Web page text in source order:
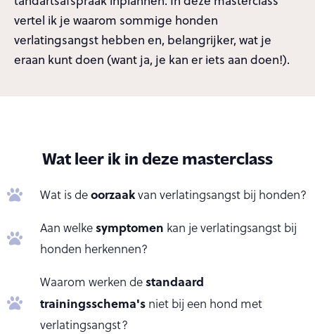
vertel ik je waarom sommige honden
verlatingsangst hebben en, belangrijker, wat je
eraan kunt doen (want ja, je kan er iets aan doen!).
Wat leer ik in deze masterclass
Wat is deoorzaakvan verlatingsangst bij honden?
Aan welkesymptomen kan je verlatingsangst bij
honden herkennen?
Waarom werken destandaard
trainingsschema'sniet bij een hond met
verlatingsangst?